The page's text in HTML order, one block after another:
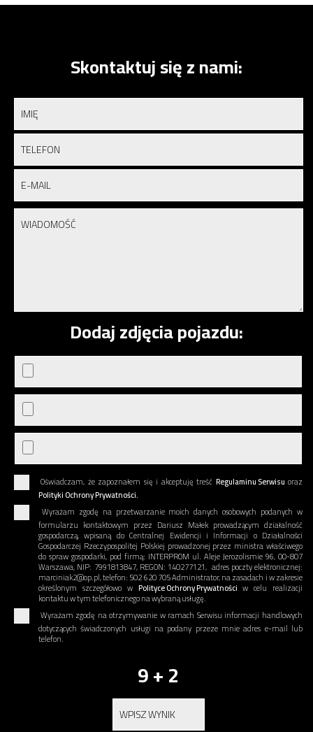
Skontaktuj się z nami:
Dodaj zdjęcia pojazdu:
Oświadczam, że zapoznałem się i akceptuję treść Regulaminu Serwisu oraz
Polityki Ochrony Prywatności.
Wyrażam zgodę na przetwarzanie moich danych osobowych podanych w
formularzu kontaktowym przez Dariusz Małek prowadzącym działalność
gospodarczą, wpisaną do Centralnej Ewidencji i Informacji o Działalności
Gospodarczej Rzeczypospolitej Polskiej prowadzonej przez ministra właściwego
do spraw gospodarki, pod firmą: INTERPROM ul. Aleje Jerozolismie 96, 00-807
Warszawa, NIP: 7991813847, REGON: 140277121, adres poczty elektronicznej:
marciniak2@op.pl, telefon: 502 620 705 Administrator, na zasadach i w zakresie
określonym szczegółowo w Polityce Ochrony Prywatności w celu realizacji
kontaktu w tym telefonicznego na wybraną usługę.
Wyrażam zgodę na otrzymywanie w ramach Serwisu informacji handlowych
dotyczących świadczonych usługi na podany przeze mnie adres e-mail lub
telefon.
9 + 2